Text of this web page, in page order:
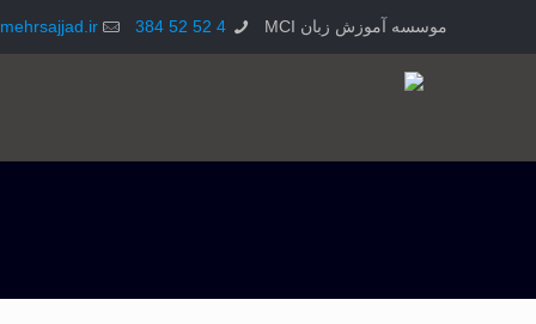
موسسه آموزش زبان MCI 4 52 52 384